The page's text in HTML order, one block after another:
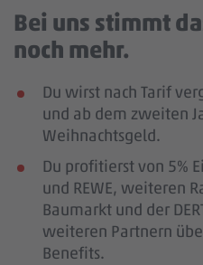
Bei uns stimmt
noch mehr.
Du wirst nach Tarif
und ab dem zweiten
Weihnachtsgeld.
Du profitierst von 5%
und REWE, weiteren
Baumarkt und der
weiteren Partnern
Benefits.